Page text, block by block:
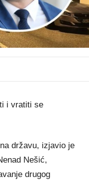
i vratiti se
državu, izjavio je
Nešić,
drugog